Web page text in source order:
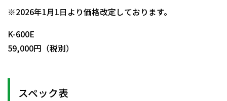
※2026年1月1日より価格改定しております。
K-600E
59,000円（税別）
スペック表